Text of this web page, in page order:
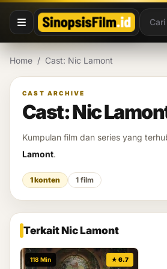
Lewati ke konten
Home / Cast: Nic Lamont
CAST ARCHIVE
Cast: Nic
Kumpulan film dan series yang
Lamont.
1 konten 1 film
Terkait Nic Lamont
118 Min ★ 6.7